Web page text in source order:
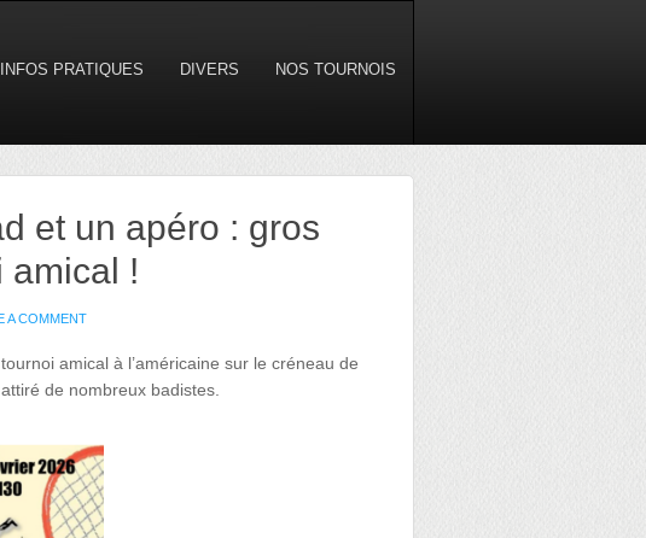
INFOS PRATIQUES DIVERS NOS TOURNOIS
et un apéro : gros
amical !
A COMMENT
amical à l’américaine sur le créneau de
de nombreux badistes.